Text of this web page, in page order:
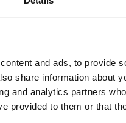
and ads, to provide
share information about
and analytics partners
provided to them or that